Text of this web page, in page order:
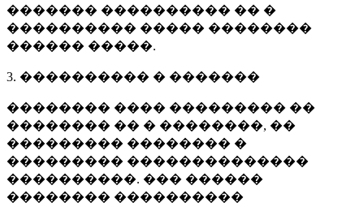
������� ���������� �� �
���������� ����� ��������
������ �����.
3. ���������� � �������
�������� ���� ��������� ��
�������� �� � ��������, ��
��������� �������� �
��������� ��������������
����������. ��� ������
�������� ����������